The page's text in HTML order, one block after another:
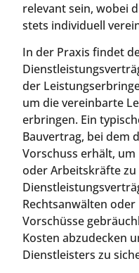
relevant sein, wobei
stets individuell
In der Praxis findet
der
um die vereinbarte
erbringen. Ein
Bauvertrag, bei dem
Vorschuss erhält,
oder Arbeitskräfte zu
Rechtsanwälten
Vorschüsse
Kosten abzudecken
Dienstleisters zu